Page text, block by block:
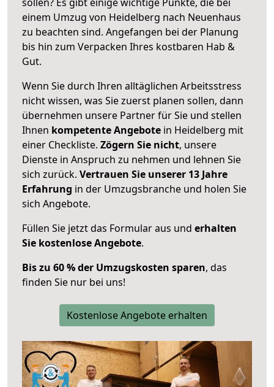
einem Umzug von Heidelberg nach Neuenhaus
zu beachten sind. Angefangen bei der Planung
bis hin zum Verpacken Ihres kostbaren Hab &
Gut.
Wenn Sie durch Ihren alltäglichen Arbeitsstress
nicht wissen, was Sie zuerst planen sollen, dann
übernehmen unsere Partner für Sie und stellen
Ihnen kompetente Angebote in Heidelberg mit
einer Checkliste. Zögern Sie nicht, unsere
Dienste in Anspruch zu nehmen und lehnen Sie
sich zurück. Vertrauen Sie unserer 13 Jahre
Erfahrung in der Umzugsbranche und holen Sie
sich Angebote.
Füllen Sie jetzt das Formular aus und erhalten
Sie kostenlose Angebote.
Bis zu 60 % der Umzugskosten sparen, das
finden Sie nur bei uns!
Kostenlose Angebote erhalten